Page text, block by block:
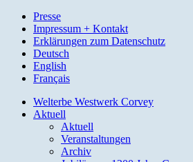
Presse
Impressum + Kontakt
Erklärungen zum Datenschutz
Deutsch
English
Français
Welterbe Westwerk Corvey
Aktuell
Aktuell
Veranstaltungen
Archiv